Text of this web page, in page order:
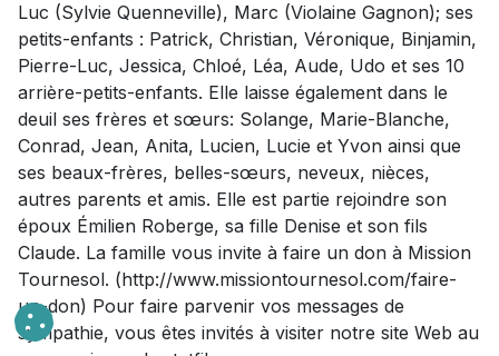
Luc (Sylvie Quenneville), Marc (Violaine Gagnon); ses
petits-enfants : Patrick, Christian, Véronique, Binjamin,
Pierre-Luc, Jessica, Chloé, Léa, Aude, Udo et ses 10
arrière-petits-enfants. Elle laisse également dans le
deuil ses frères et sœurs: Solange, Marie-Blanche,
Conrad, Jean, Anita, Lucien, Lucie et Yvon ainsi que
ses beaux-frères, belles-sœurs, neveux, nièces,
autres parents et amis. Elle est partie rejoindre son
époux Émilien Roberge, sa fille Denise et son fils
Claude. La famille vous invite à faire un don à Mission
Tournesol. (http://www.missiontournesol.com/faire-
un-don) Pour faire parvenir vos messages de
sympathie, vous êtes invités à visiter notre site Web au